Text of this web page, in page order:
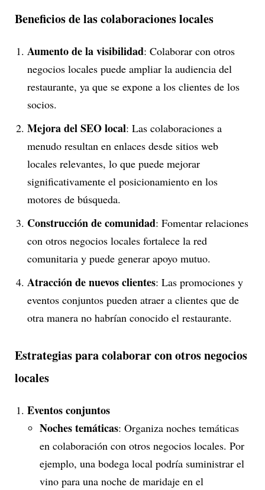
Beneficios de las colaboraciones locales
Aumento de la visibilidad: Colaborar con otros
negocios locales puede ampliar la audiencia del
restaurante, ya que se expone a los clientes de los
socios.
Mejora del SEO local: Las colaboraciones a
menudo resultan en enlaces desde sitios web
locales relevantes, lo que puede mejorar
significativamente el posicionamiento en los
motores de búsqueda.
Construcción de comunidad: Fomentar relaciones
con otros negocios locales fortalece la red
comunitaria y puede generar apoyo mutuo.
Atracción de nuevos clientes: Las promociones y
eventos conjuntos pueden atraer a clientes que de
otra manera no habrían conocido el restaurante.
Estrategias para colaborar con otros negocios
locales
Eventos conjuntos
Noches temáticas: Organiza noches temáticas
en colaboración con otros negocios locales. Por
ejemplo, una bodega local podría suministrar el
vino para una noche de maridaje en el